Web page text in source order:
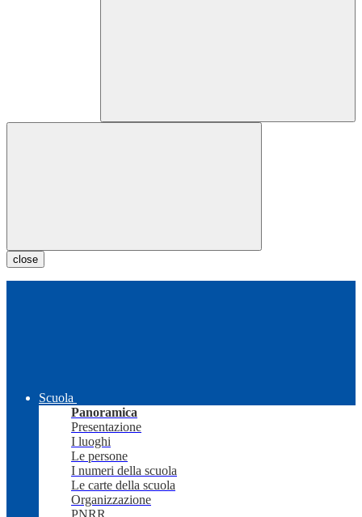
close
Scuola
Panoramica
Presentazione
I luoghi
Le persone
I numeri della scuola
Le carte della scuola
Organizzazione